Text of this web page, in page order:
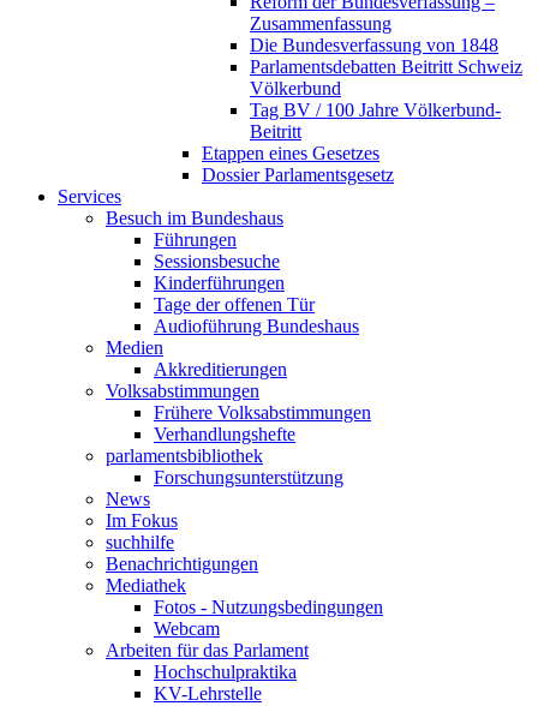
Zusammenfassung
Die Bundesverfassung von 1848
Parlamentsdebatten Beitritt Schweiz
Völkerbund
Tag BV / 100 Jahre Völkerbund-
Beitritt
Etappen eines Gesetzes
Dossier Parlamentsgesetz
Services
Besuch im Bundeshaus
Führungen
Sessionsbesuche
Kinderführungen
Tage der offenen Tür
Audioführung Bundeshaus
Medien
Akkreditierungen
Volksabstimmungen
Frühere Volksabstimmungen
Verhandlungshefte
parlamentsbibliothek
Forschungsunterstützung
News
Im Fokus
suchhilfe
Benachrichtigungen
Mediathek
Fotos - Nutzungsbedingungen
Webcam
Arbeiten für das Parlament
Hochschulpraktika
KV-Lehrstelle